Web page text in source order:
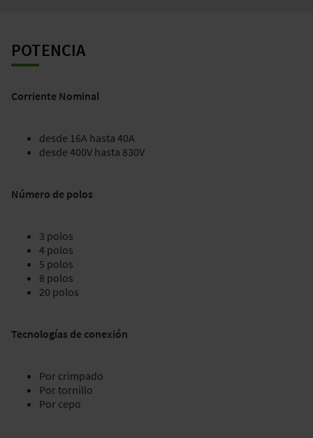
POTENCIA
Corriente Nominal
desde 16A hasta 40A
desde 400V hasta 830V
Número de polos
3 polos
4 polos
5 polos
8 polos
20 polos
Tecnologías de conexión
Por crimpado
Por tornillo
Por cepo